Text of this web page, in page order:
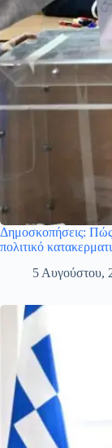
Δημοσκοπήσεις: Πώς
πολιτικό
5 Αυγούστου,